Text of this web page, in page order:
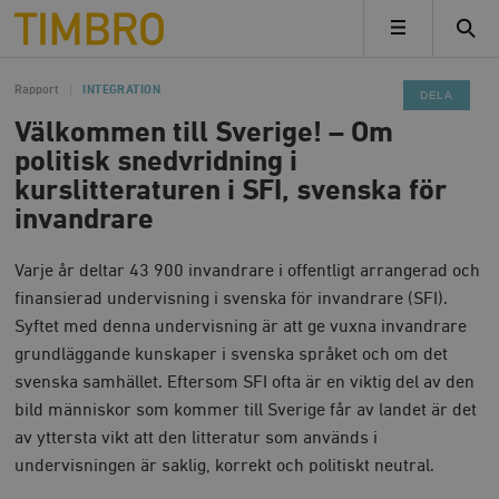
Timbro
MENY
Rapport INTEGRATION
Välkommen till Sverige! – Om
politisk snedvridning i
kurslitteraturen i SFI, svenska för
invandrare
Varje år deltar 43 900 invandrare i offentligt arrangerad och
finansierad undervisning i svenska för invandrare (SFI).
Syftet med denna undervisning är att ge vuxna invandrare
grundläggande kunskaper i svenska språket och om det
svenska samhället. Eftersom SFI ofta är en viktig del av den
bild människor som kommer till Sverige får av landet är det
av yttersta vikt att den litteratur som används i
undervisningen är saklig, korrekt och politiskt neutral.
DELA